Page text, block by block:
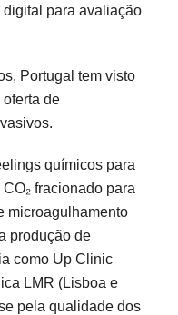
para avaliação
Portugal tem visto
de
químicos para
fracionado para
microagulhamento
produção de
como Up Clinic
LMR (Lisboa e
pela qualidade dos